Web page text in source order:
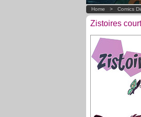
Home > Comics
Zistoires